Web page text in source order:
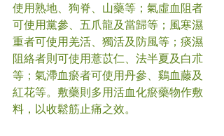
使用熟地、狗脊、山藥等；氣虛血阻者
可使用黨參、五爪龍及當歸等；風寒濕
重者可使用羌活、獨活及防風等；痰濕
阻絡者則可使用薏苡仁、法半夏及白朮
等；氣滯血瘀者可使用丹參、鷄血藤及
紅花等。敷藥則多用活血化瘀藥物作敷
料，以收鬆筋止痛之效。